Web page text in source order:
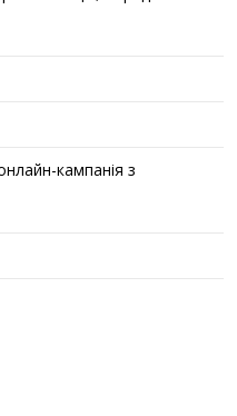
кампанія з